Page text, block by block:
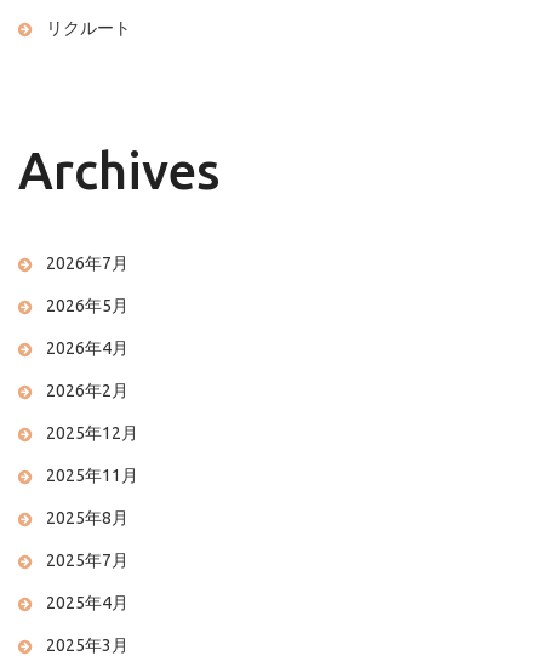
リクルート
Archives
2026年7月
2026年5月
2026年4月
2026年2月
2025年12月
2025年11月
2025年8月
2025年7月
2025年4月
2025年3月